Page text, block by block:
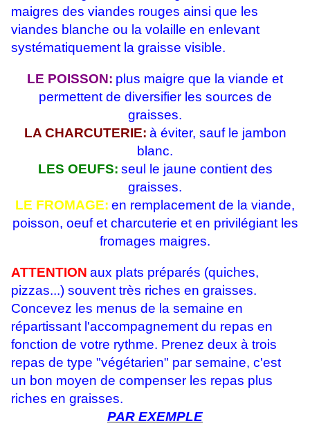
maigres des viandes rouges ainsi que les
viandes blanche ou la volaille en enlevant
systématiquement la graisse visible.
LE POISSON: plus maigre que la viande et
permettent de diversifier les sources de
graisses.
LA CHARCUTERIE: à éviter, sauf le jambon
blanc.
LES OEUFS: seul le jaune contient des
graisses.
LE FROMAGE: en remplacement de la viande,
poisson, oeuf et charcuterie et en privilégiant les
fromages maigres.
ATTENTION aux plats préparés (quiches,
pizzas...) souvent très riches en graisses.
Concevez les menus de la semaine en
répartissant l'accompagnement du repas en
fonction de votre rythme. Prenez deux à trois
repas de type "végétarien" par semaine, c'est
un bon moyen de compenser les repas plus
riches en graisses.
PAR EXEMPLE